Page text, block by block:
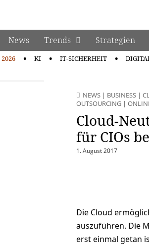
it
News Trends Strategien
2026 KI IT-SICHERHEIT
NEWS| BUSINESS|
OUTSOURCING|
Cloud-
für CIOs
1. August 2017
Die Cloud
auszuführen. Die
erst einmal getan